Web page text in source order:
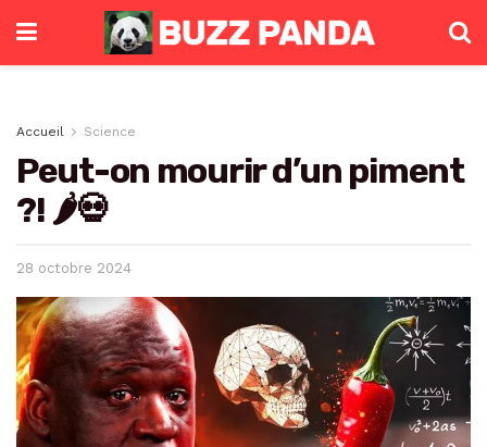
Accueil Science
Peut-on mourir d’un piment
?! 🌶️💀
28 octobre 2024